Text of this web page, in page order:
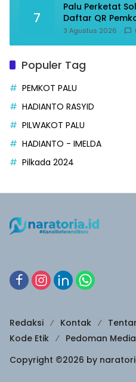
7
Palu Perketat
Daftar QR
3 Agustus 2026
Populer Tag
PEMKOT PALU
HADIANTO RASYID
PILWAKOT PALU
HADIANTO - IMELDA
Pilkada 2024
Redaksi Kontak
Kode Etik
Pedoman
Copyright ©2026 by